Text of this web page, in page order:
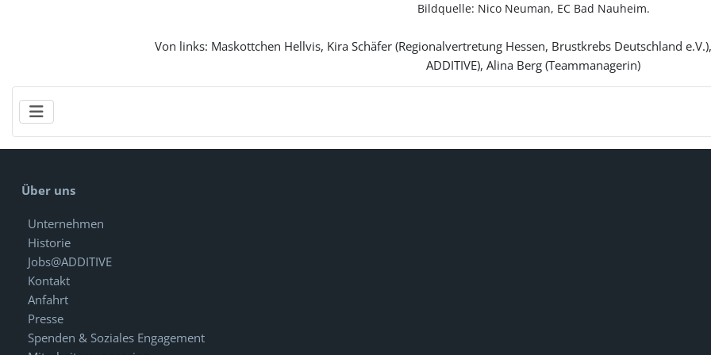
Bildquelle: Nico Neuman, EC Bad Nauheim.
Von links: Maskottchen Hellvis, Kira Schäfer (Regionalvertretung Hessen, Brustkrebs Deutschland
ADDITIVE), Alina Berg (Teammanagerin)
Über uns
Unternehmen
Historie
Jobs@ADDITIVE
Kontakt
Anfahrt
Presse
Spenden & Soziales Engagement